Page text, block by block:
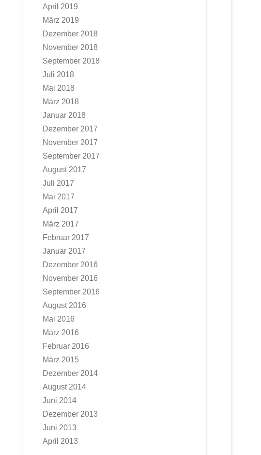
April 2019
März 2019
Dezember 2018
November 2018
September 2018
Juli 2018
Mai 2018
März 2018
Januar 2018
Dezember 2017
November 2017
September 2017
August 2017
Juli 2017
Mai 2017
April 2017
März 2017
Februar 2017
Januar 2017
Dezember 2016
November 2016
September 2016
August 2016
Mai 2016
März 2016
Februar 2016
März 2015
Dezember 2014
August 2014
Juni 2014
Dezember 2013
Juni 2013
April 2013